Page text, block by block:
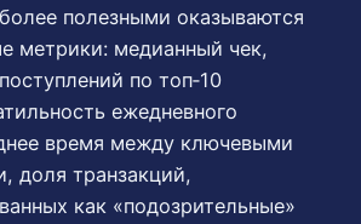
полезными оказываются
метрики: медианный чек,
по топ‑10
ежедневного
время между ключевыми
доля транзакций,
как «подозрительные»